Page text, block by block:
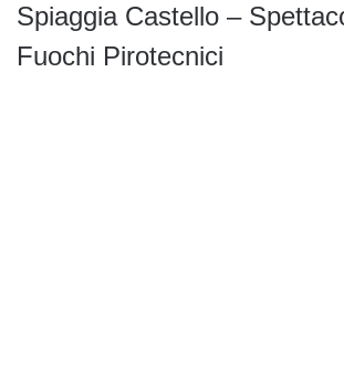
Spiaggia Castello –
Fuochi Pirotecnici